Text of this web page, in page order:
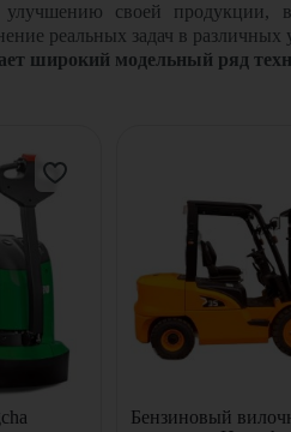
улучшению своей продукции,
реальных задач в различных
широкий модельный ряд
Бензиновый